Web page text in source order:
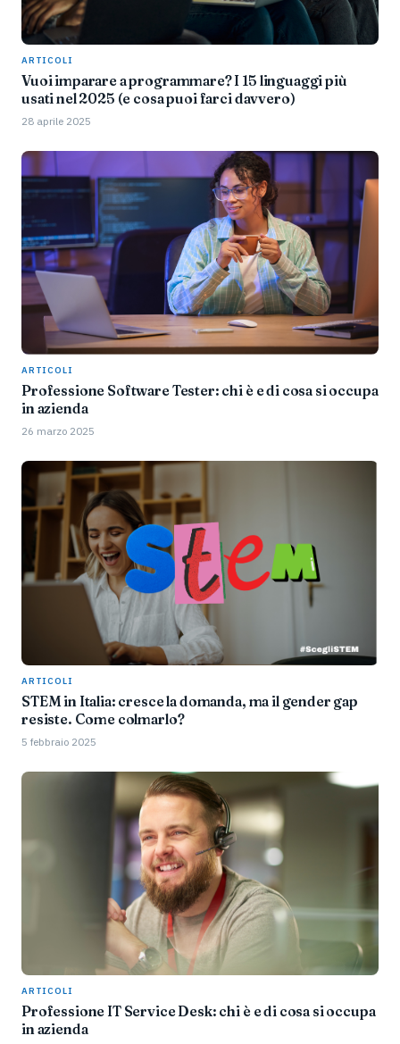
ARTICOLI
Vuoi imparare a programmare? I 15 linguaggi più
usati nel 2025 (e cosa puoi farci davvero)
28 aprile 2025
ARTICOLI
Professione Software Tester: chi è e di cosa si occupa
in azienda
26 marzo 2025
ARTICOLI
STEM in Italia: cresce la domanda, ma il gender gap
resiste. Come colmarlo?
5 febbraio 2025
ARTICOLI
Professione IT Service Desk: chi è e di cosa si occupa
in azienda